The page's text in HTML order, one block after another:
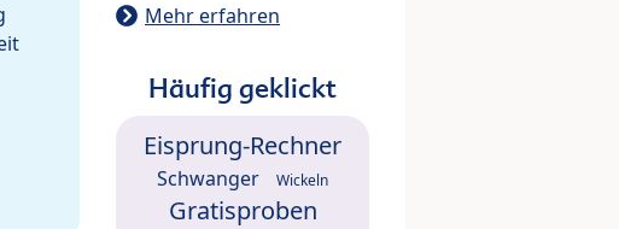
Mehr erfahren
Häufig geklickt
Eisprung-Rechner
Schwanger Wickeln
Gratisproben